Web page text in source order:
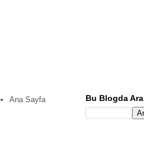
Ana Sayfa Bu Blogda Ara